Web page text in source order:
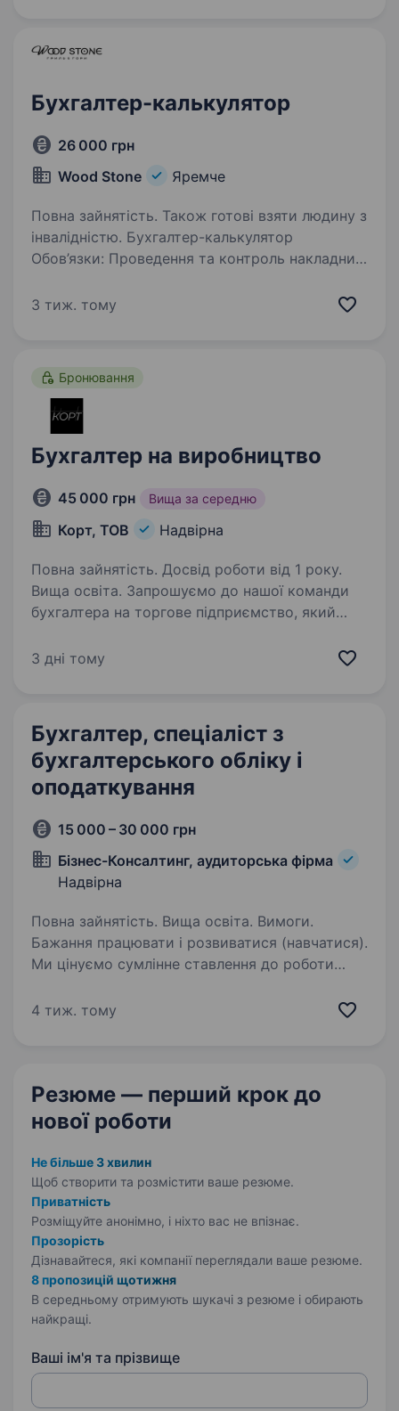
Бухгалтер-калькулятор
26 000 грн
Wood Stone
Яремче
Повна зайнятість. Також готові взяти людину з
інвалідністю. Бухгалтер-калькулятор
Обов’язки: Проведення та контроль накладних
та замовлення товару Облік товарних
3 тиж. тому
Бронювання
Бухгалтер на виробництво
45 000 грн Вища за середню
Корт, ТОВ Надвірна
Повна зайнятість. Досвід роботи від 1 року.
Вища освіта. Запрошуємо до нашої команди
бухгалтера на торгове підприємство, який
на важливу мету. Що буде у твоїх обов’язках:
3 дні тому
Бухгалтер, спеціаліст з
бухгалтерського обліку і
оподаткування
15 000 – 30 000 грн
Бізнес-Консалтинг, аудиторська фірма
Надвірна
Повна зайнятість. Вища освіта. Вимоги.
Бажання працювати і розвиватися (навчатися).
Ми цінуємо сумлінне ставлення до роботи
допомогти «вирости» людині без достатнього
4 тиж. тому
Резюме — перший крок до
нової роботи
Не більше 3 хвилин
Щоб створити та розмістити ваше резюме.
Приватність
Розміщуйте анонімно, і ніхто вас не впізнає.
Прозорість
Дізнавайтеся, які компанії переглядали ваше резюме.
8 пропозицій щотижня
В середньому отримують шукачі з резюме і обирають
найкращі.
Ваші ім'я та прізвище